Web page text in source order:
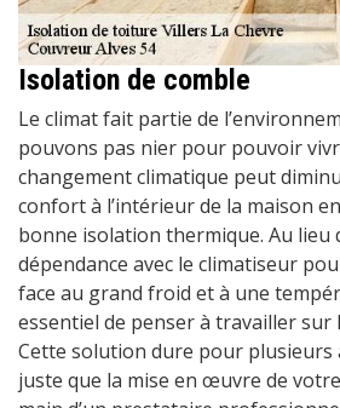
Isolation de comble
Le climat fait partie de
pouvons pas nier pour pouvoir
changement climatique peut
confort à l’intérieur de la maison
bonne isolation thermique. Au lieu
dépendance avec le climatiseur
face au grand froid et à une
essentiel de penser à travailler sur
Cette solution dure pour plusieurs
juste que la mise en œuvre de